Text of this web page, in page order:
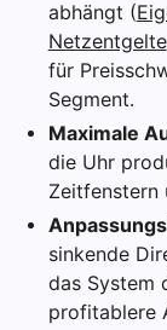
abhängt (
Netzentgelte
für
Segment.
Maximale
die Uhr
Zeitfenstern
sinkende
das System
profitablere